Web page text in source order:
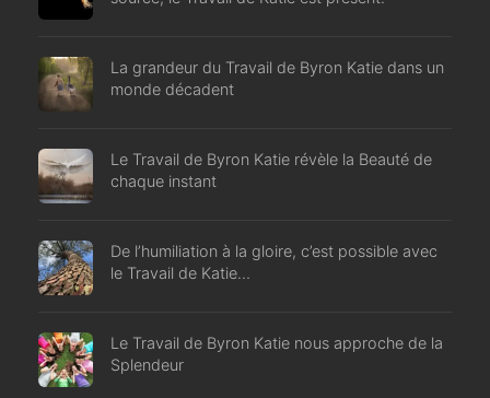
La grandeur du Travail de Byron Katie dans un
monde décadent
Le Travail de Byron Katie révèle la Beauté de
chaque instant
De l’humiliation à la gloire, c’est possible avec
le Travail de Katie…
Le Travail de Byron Katie nous approche de la
Splendeur